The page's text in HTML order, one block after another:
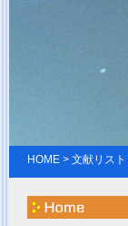
HOME > 文献リスト